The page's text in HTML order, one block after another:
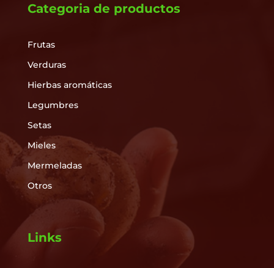
Categoria de productos
Frutas
Verduras
Hierbas aromáticas
Legumbres
Setas
Mieles
Mermeladas
Otros
Links